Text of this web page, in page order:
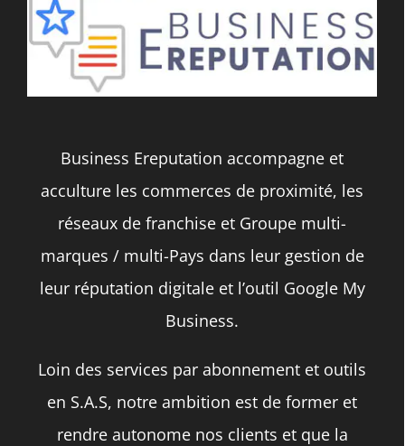
options
peuvent
être
sur
la
page
du
produit
Business Ereputation accompagne et
acculture les commerces de proximité, les
réseaux de franchise et Groupe multi-
marques / multi-Pays dans leur gestion de
leur réputation digitale et l’outil Google My
Business.
Loin des services par abonnement et outils
en S.A.S, notre ambition est de former et
rendre autonome nos clients et que la